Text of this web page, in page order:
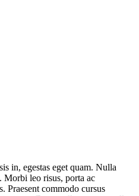
in, egestas eget quam. Nulla
Morbi leo risus, porta ac
Praesent commodo cursus